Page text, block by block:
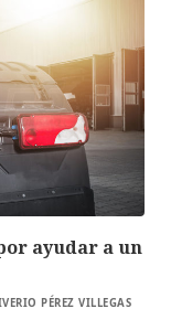
ayudar a un
PÉREZ VILLEGAS